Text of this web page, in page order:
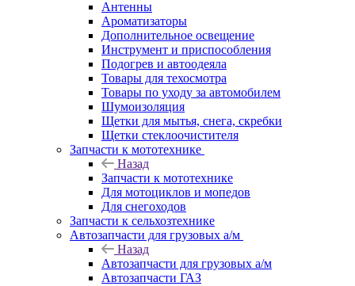
Антенны
Ароматизаторы
Дополнительное освещение
Инструмент и приспособления
Подогрев и автоодеяла
Товары для техосмотра
Товары по уходу за автомобилем
Шумоизоляция
Щетки для мытья, снега, скребки
Щетки стеклоочистителя
Запчасти к мототехнике
Назад
Запчасти к мототехнике
Для мотоциклов и мопедов
Для снегоходов
Запчасти к сельхозтехнике
Автозапчасти для грузовых а/м
Назад
Автозапчасти для грузовых а/м
Автозапчасти ГАЗ